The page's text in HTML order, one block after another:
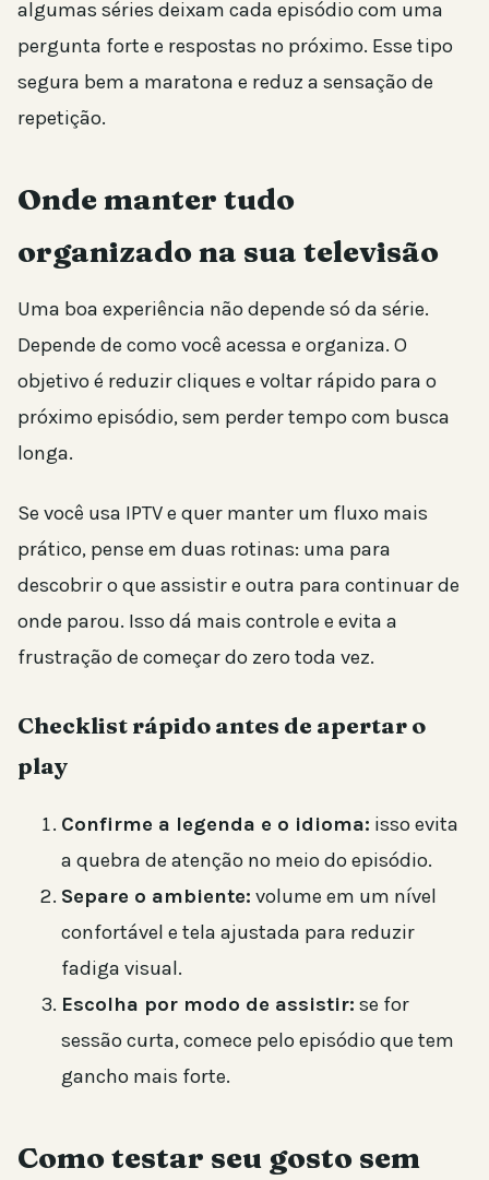
algumas séries deixam cada episódio com uma
pergunta forte e respostas no próximo. Esse tipo
segura bem a maratona e reduz a sensação de
repetição.
Onde manter tudo
organizado na sua televisão
Uma boa experiência não depende só da série.
Depende de como você acessa e organiza. O
objetivo é reduzir cliques e voltar rápido para o
próximo episódio, sem perder tempo com busca
longa.
Se você usa IPTV e quer manter um fluxo mais
prático, pense em duas rotinas: uma para
descobrir o que assistir e outra para continuar de
onde parou. Isso dá mais controle e evita a
frustração de começar do zero toda vez.
Checklist rápido antes de apertar o
play
Confirme a legenda e o idioma: isso evita
a quebra de atenção no meio do episódio.
Separe o ambiente: volume em um nível
confortável e tela ajustada para reduzir
fadiga visual.
Escolha por modo de assistir: se for
sessão curta, comece pelo episódio que tem
gancho mais forte.
Como testar seu gosto sem